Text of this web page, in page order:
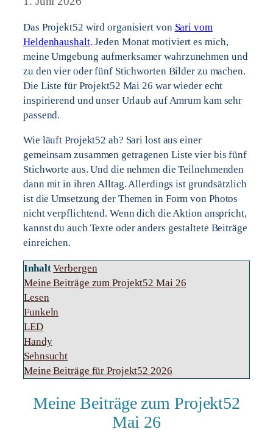
Das Projekt52 wird organisiert von Sari vom
Heldenhaushalt. Jeden Monat motiviert es mich,
meine Umgebung aufmerksamer wahrzunehmen und
zu den vier oder fünf Stichworten Bilder zu machen.
Die Liste für Projekt52 Mai 26 war wieder echt
inspirierend und unser Urlaub auf Amrum kam sehr
passend.
Wie läuft Projekt52 ab? Sari lost aus einer
gemeinsam zusammen getragenen Liste vier bis fünf
Stichworte aus. Und die nehmen die Teilnehmenden
dann mit in ihren Alltag. Allerdings ist grundsätzlich
ist die Umsetzung der Themen in Form von Photos
nicht verpflichtend. Wenn dich die Aktion anspricht,
kannst du auch Texte oder anders gestaltete Beiträge
einreichen.
Inhalt Verbergen
Meine Beiträge zum Projekt52 Mai 26
Lesen
Funkeln
LED
Handy
Sehnsucht
Meine Beiträge für Projekt52 2026
Meine Beiträge zum Projekt52
Mai 26